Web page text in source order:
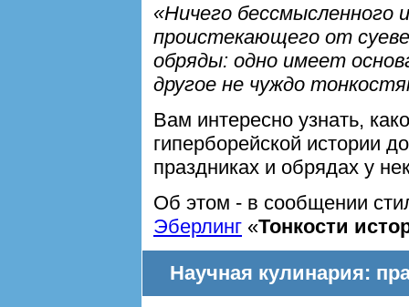
«Ничего бессмысленного
проистекающего от
обряды: одно имеет
другое не чуждо
Вам интересно узнать,
гиперборейской истории
праздниках и обрядах у
Об этом - в сообщении
Эберлинг «Тонкости
Научная кулинария: